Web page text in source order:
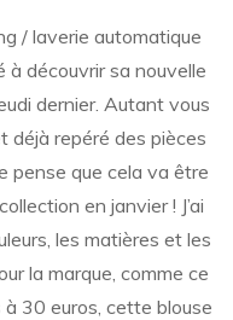
la
été
2015
3
Suisses
en
avant
!
/ laverie automatique
à découvrir sa nouvelle
dernier. Autant vous
déjà repéré des pièces
pense que cela va être
en janvier ! J’ai
les matières et les
la marque, comme ce
30 euros, cette blouse